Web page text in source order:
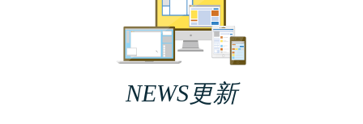
NEWS更新